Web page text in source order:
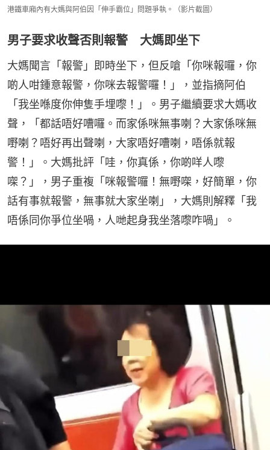
港鐵車廂內有大媽與阿伯因「伸手霸位」問題爭執。（影片截圖）
男子要求收聲否則報警 大媽即坐下
大媽聞言「報警」即時坐下，但反嗆「你咪報囉，你
啲人咁鍾意報警，你咪去報警囉！」，並指摘阿伯
「我坐喺度你伸隻手埋嚟！」。男子繼續要求大媽收
聲，「都話唔好嘈囉。而家係咪無事喇？大家係咪無
嘢喇？唔好再出聲喇，大家唔好嘈喇，唔係就報
警！」。大媽批評「哇，你真係，你啲咩人嚟
㗎？」，男子重複「咪報警囉！無嘢㗎，好簡單，你
話有事就報警，無事就大家坐喇」，大媽則解釋「我
唔係同你爭位坐喎，人哋起身我坐落嚟咋喎」。